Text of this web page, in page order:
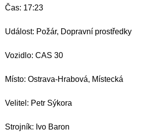
Čas: 17:23
Událost: Požár, Dopravní prostředky
Vozidlo: CAS 30
Místo: Ostrava-Hrabová, Místecká
Velitel: Petr Sýkora
Strojník: Ivo Baron